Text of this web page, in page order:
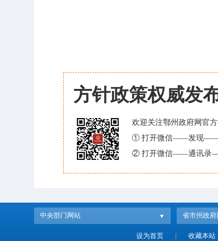
方针政策权威发
欢迎关注鄂州政府网官
① 打开微信——发现——
② 打开微信——通讯录
中央部门网站 省市州政府
设为首页 收藏本站